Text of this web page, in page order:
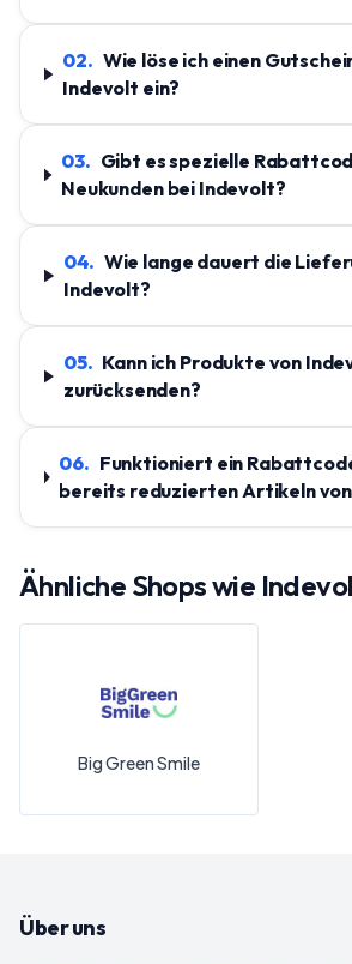
02. Wie löse ich einen
Indevolt ein?
03. Gibt es spezielle
Neukunden bei Indevolt?
04. Wie lange dauert die
Indevolt?
05. Kann ich Produkte von
zurücksenden?
06. Funktioniert ein
bereits reduzierten Artikeln
Ähnliche Shops wie
Big Green Smile
Über uns